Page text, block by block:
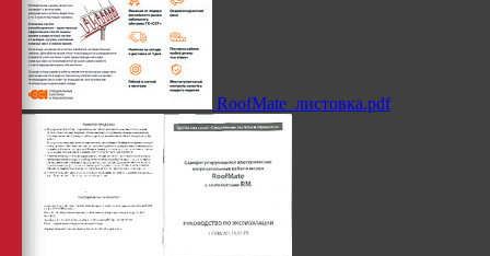
RoofMate_листовка.pdf